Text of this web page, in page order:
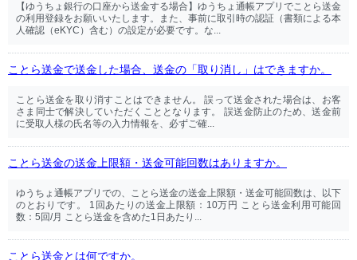
【ゆうちょ銀行の口座から送金する場合】ゆうちょ通帳アプリでことら送金
の利用登録をお願いいたします。また、事前に取引時の認証（書類による本
人確認（eKYC）含む）の設定が必要です。な...
ことら送金で送金した場合、送金の「取り消し」はできますか。
ことら送金を取り消すことはできません。 誤って送金された場合は、お客
さま同士で解決していただくこととなります。 誤送金防止のため、送金前
に受取人様の氏名等の入力情報を、必ずご確...
ことら送金の送金上限額・送金可能回数はありますか。
ゆうちょ通帳アプリでの、ことら送金の送金上限額・送金可能回数は、以下
のとおりです。 1回あたりの送金上限額：10万円 ことら送金利用可能回
数：5回/月 ことら送金を含めた1日あたり...
ことら送金とは何ですか。